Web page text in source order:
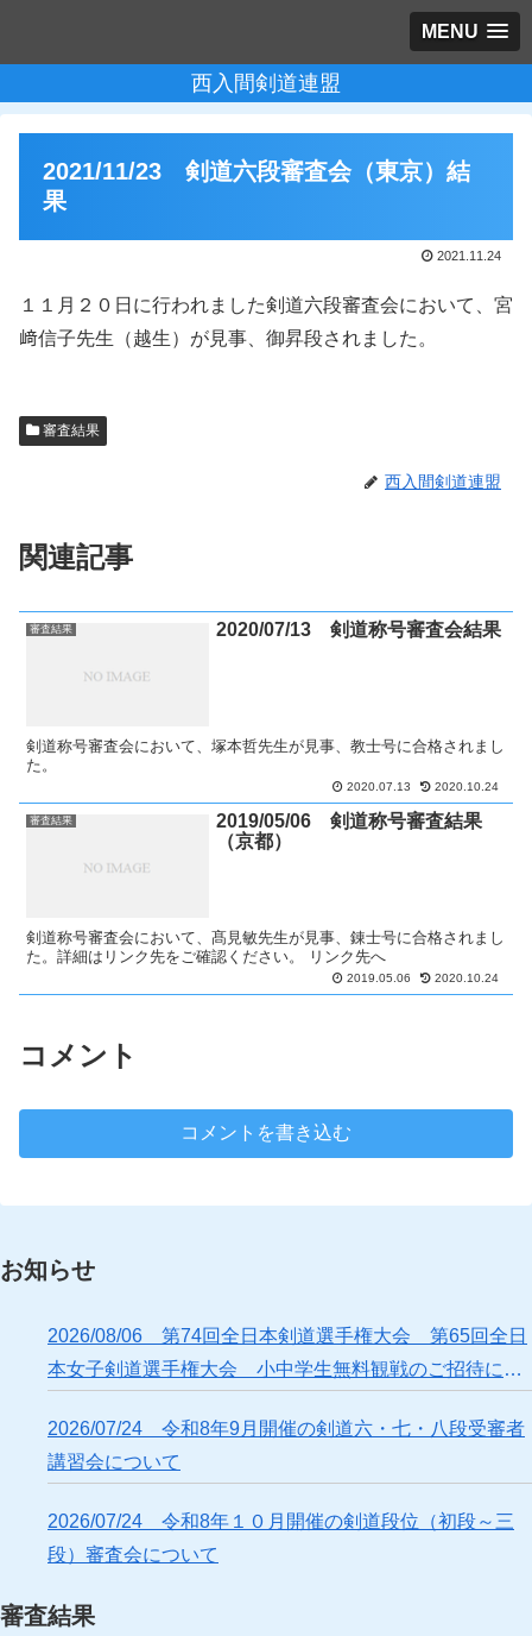
MENU
西入間剣道連盟
2021/11/23 剣道六段審査会（東京）結
果
2021.11.24
１１月２０日に行われました剣道六段審査会において、宮
﨑信子先生（越生）が見事、御昇段されました。
審査結果
西入間剣道連盟
関連記事
審査結果 2020/07/13 剣道称号審査会結果
剣道称号審査会において、​塚本哲先生が見事、教士号に合格されまし
た。
2020.07.13 2020.10.24
審査結果
2019/05/06 剣道称号審査結果
（京都）
剣道称号審査会において、​髙見敏先生が見事、錬士号に合格されまし
た。詳細はリンク先をご確認ください。 リンク先へ
2019.05.06 2020.10.24
コメント
コメントを書き込む
お知らせ
2026/08/06 第74回全日本剣道選手権大会 第65回全日
本女子剣道選手権大会 小中学生無料観戦のご招待につ
2026/07/24 令和8年9月開催の剣道六・七・八段受審者
講習会について
2026/07/24 令和8年１０月開催の剣道段位（初段～三
段）審査会について
審査結果